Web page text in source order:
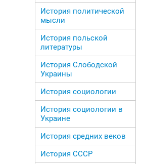
История политической
мысли
История польской
литературы
История Слободской
Украины
История социологии
История социологии в
Украине
История средних веков
История СССР